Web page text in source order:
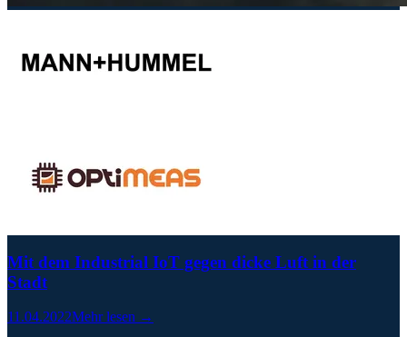
Mit dem Industrial IoT gegen dicke Luft in der
Stadt
11.04.2022Mehr lesen →